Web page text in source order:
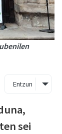
Entzun
sei